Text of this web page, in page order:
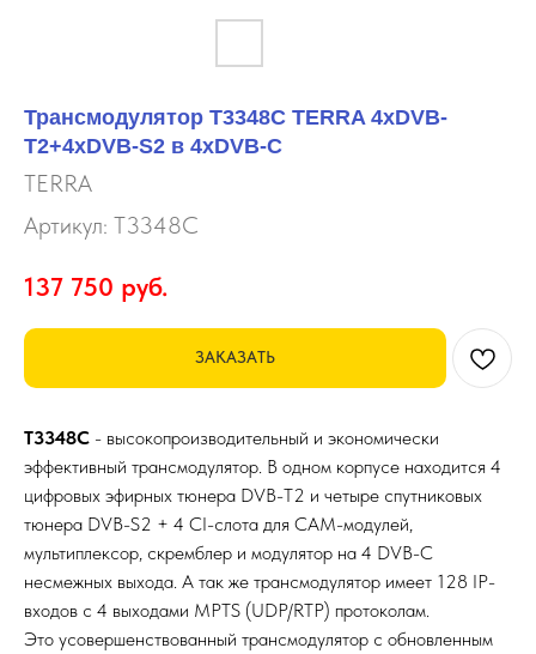
Трансмодулятор T3348C TERRA 4xDVB-
T2+4xDVB-S2 в 4xDVB-C
TERRA
Артикул: T3348C
137 750 руб.
ЗАКАЗАТЬ
T3348С - высокопроизводительный и экономически
эффективный трансмодулятор. В одном корпусе находится 4
цифровых эфирных тюнера DVB-T2 и четыре спутниковых
тюнера DVB-S2 + 4 CI-слота для САМ-модулей,
мультиплексор, скремблер и модулятор на 4 DVB-C
несмежных выхода. А так же трансмодулятор имеет 128 IP-
входов с 4 выходами MPTS (UDP/RTP) протоколам.
Это усовершенствованный трансмодулятор c обновленным